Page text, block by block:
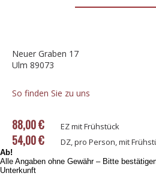
Neuer Graben 17
Ulm 89073
So finden Sie zu uns
88,00 € EZ mit Frühstück
54,00 € DZ, pro Person, mit
Ab!
Alle Angaben ohne Gewähr – Bitte
Unterkunft